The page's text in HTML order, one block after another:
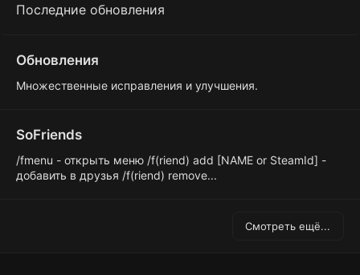
Последние обновления
Обновления
Множественные исправления и улучшения.
SoFriends
/fmenu - открыть меню /f(riend) add [NAME or SteamId] -
добавить в друзья /f(riend) remove...
Смотреть ещё...